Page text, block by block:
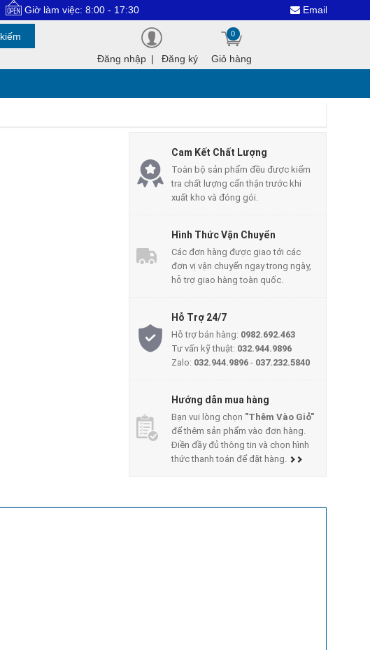
làm việc: 8:00 - 17:30 Email :
Đăng nhập | Đăng ký Giỏ hàng
0
Cam Kết Chất Lượng
Toàn bộ sản phẩm đều được kiểm
tra chất lượng cẩn thận trước khi
xuất kho và đóng gói.
Hình Thức Vận Chuyển
Các đơn hàng được giao tới các
đơn vị vận chuyển ngay trong ngày,
hỗ trợ giao hàng toàn quốc.
Hỗ Trợ 24/7
Hỗ trợ bán hàng: 0982.692.463
Tư vấn kỹ thuật: 032.944.9896
Zalo: 032.944.9896 - 037.232.5840
Hướng dẫn mua hàng
Bạn vui lòng chọn "Thêm Vào Giỏ"
để thêm sản phẩm vào đơn hàng.
Điền đầy đủ thông tin và chọn hình
thức thanh toán để đặt hàng.